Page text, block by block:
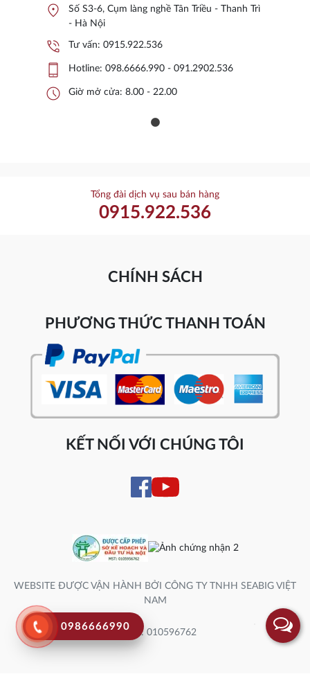
location_on
Số S3-6, Cụm làng nghề Tân Triều - Thanh Trì
- Hà Nội
phone_in_talk Tư vấn: 0915.922.536
phone_iphone Hotline: 098.6666.990 - 091.2902.536
schedule Giờ mở cửa: 8.00 - 22.00
Tổng đài dịch vụ sau bán hàng
0915.922.536
CHÍNH SÁCH
PHƯƠNG THỨC THANH TOÁN
KẾT NỐI VỚI CHÚNG TÔI
WEBSITE ĐƯỢC VẬN HÀNH BỞI CÔNG TY TNHH SEABIG VIỆT
NAM
Số ĐK: 010596762
0986666990